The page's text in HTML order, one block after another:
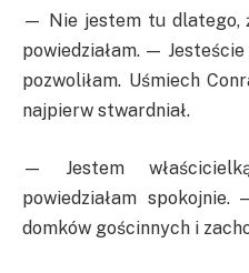
— Nie jestem tu dlatego,
powiedziałam. —
pozwoliłam. Uśmiech
najpierw stwardniał.
— Jestem
powiedziałam spokojnie.
domków gościnnych i